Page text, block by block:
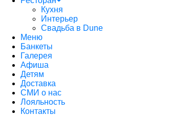
Кухня
Интерьер
Свадьба в Dune
Меню
Банкеты
Галерея
Афиша
Детям
Доставка
СМИ о нас
Лояльность
Контакты